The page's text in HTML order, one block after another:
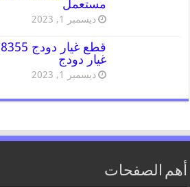
مستعمل
ديسمبر 1, 2023
غيار دودج
ديسمبر 1, 2023
أهم الصفحات